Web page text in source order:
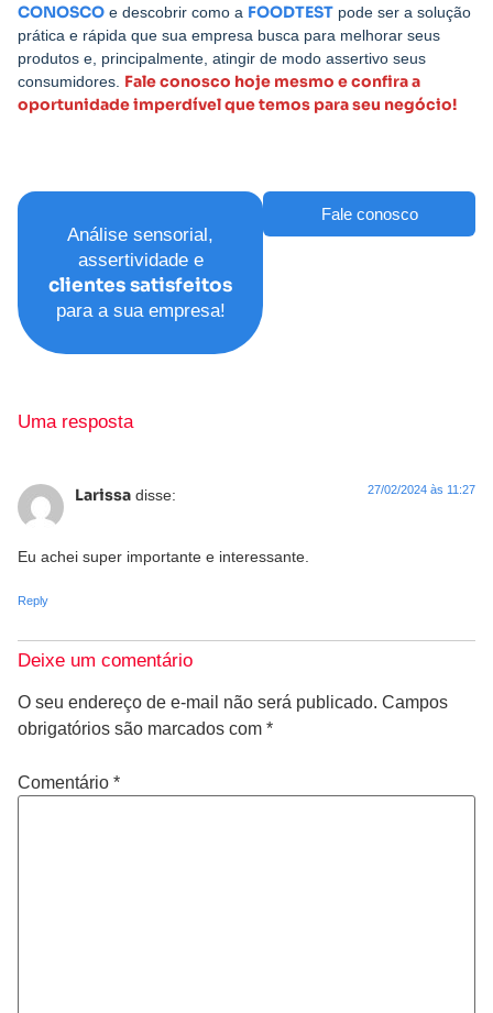
CONOSCO e descobrir como a FOODTEST pode ser a solução
prática e rápida que sua empresa busca para melhorar seus
produtos e, principalmente, atingir de modo assertivo seus
consumidores. Fale conosco hoje mesmo e confira a
oportunidade imperdível que temos para seu negócio!
Análise sensorial,
assertividade e
clientes satisfeitos
para a sua empresa!
Fale conosco
Uma resposta
Larissa disse: 27/02/2024 às 11:27
Eu achei super importante e interessante.
Reply
Deixe um comentário
O seu endereço de e-mail não será publicado. Campos
obrigatórios são marcados com *
Comentário *